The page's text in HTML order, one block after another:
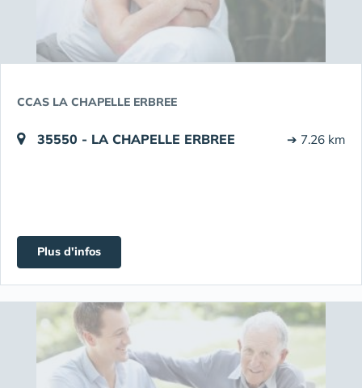
CCAS LA CHAPELLE ERBREE
35550 - LA CHAPELLE ERBREE ➔ 7.26 km
Plus d'infos